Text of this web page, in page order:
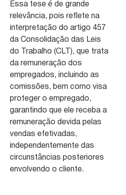
Essa tese é de grande
relevância, pois reflete na
interpretação do artigo 457
da Consolidação das Leis
do Trabalho (CLT), que trata
da remuneração dos
empregados, incluindo as
comissões, bem como visa
proteger o empregado,
garantindo que ele receba a
remuneração devida pelas
vendas efetivadas,
independentemente das
circunstâncias posteriores
envolvendo o cliente.